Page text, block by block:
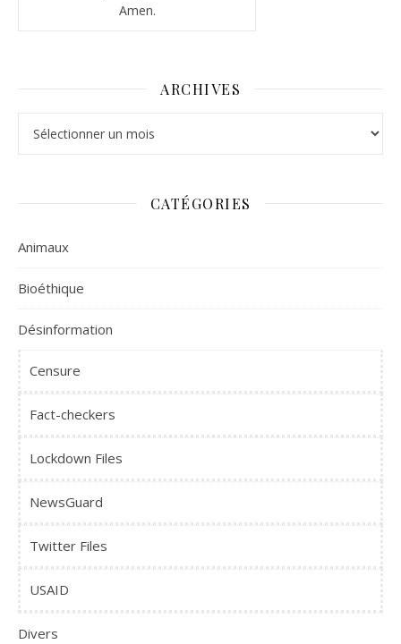
Amen.
ARCHIVES
CATÉGORIES
Animaux
Bioéthique
Désinformation
Censure
Fact-checkers
Lockdown Files
NewsGuard
Twitter Files
USAID
Divers